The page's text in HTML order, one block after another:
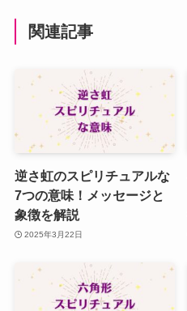
関連記事
逆さ虹のスピリチュアルな
7つの意味！メッセージと
象徴を解説
2025年3月22日